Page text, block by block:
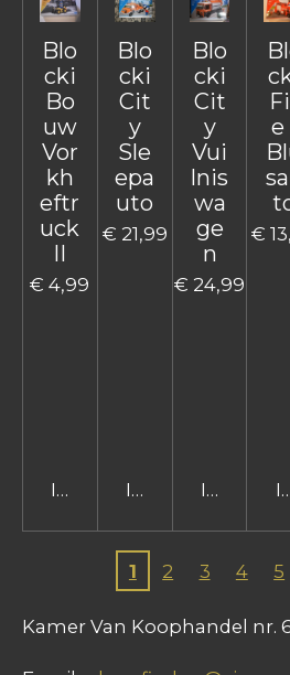
Blo
cki
Bo
uw
Vor
kh
eftr
uck
II
€ 4,99
In winkelwagen
Blo
cki
Cit
y
Sle
epa
uto
€ 21,99
In winkelwagen
Blo
cki
Cit
y
Vui
lnis
wa
ge
n
€ 24,99
In
e
€
1 2 3 4 5
Kamer Van Koophandel nr.